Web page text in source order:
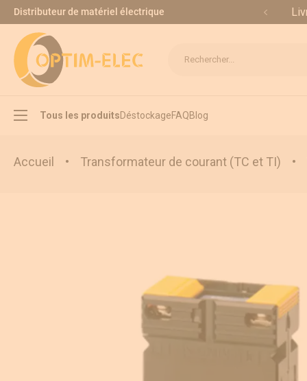
Allez au contenu
Distributeur de matériel électrique
Rechercher...
Tous les produits
Appareillage modulaire
Equipement pour armoire électrique
DéstockageFAQBlog
Accueil • Transformateur de courant (TC et TI) •